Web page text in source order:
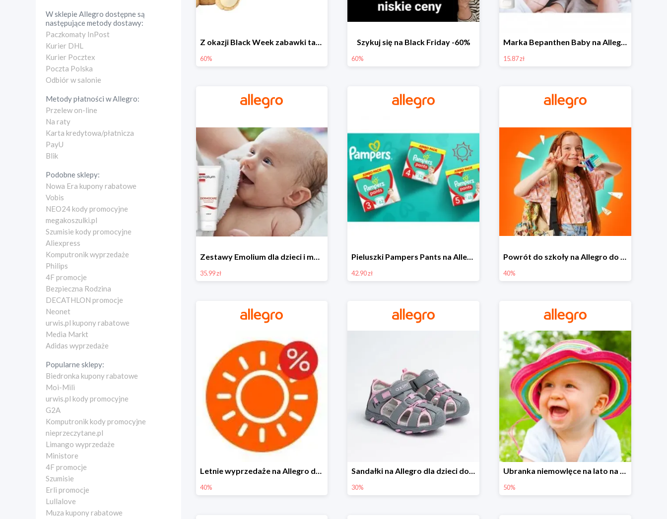
W sklepieAllegro dostępne są
następujące metody dostawy:
Paczkomaty InPost
Kurier DHL
Kurier Pocztex
Poczta Polska
Odbiór w salonie
Metody płatności wAllegro:
Przelew on-line
Na raty
Karta kredytowa/płatnicza
PayU
Blik
Podobne sklepy:
Nowa Era kupony rabatowe
Vobis
NEO24 kody promocyjne
megakoszulki.pl
Szumisie kody promocyjne
Aliexpress
Komputronik wyprzedaże
Philips
4F promocje
Bezpieczna Rodzina
DECATHLON promocje
Neonet
urwis.pl kupony rabatowe
Media Markt
Adidas wyprzedaże
Popularne sklepy:
Biedronka kupony rabatowe
Moi-Mili
urwis.pl kody promocyjne
G2A
Komputronik kody promocyjne
nieprzeczytane.pl
Limango wyprzedaże
Ministore
4F promocje
Szumisie
Erli promocje
Lullalove
Muza kupony rabatowe
Z okazji Black Week zabawki taniej na allegro.pl
60%
Szykuj się na Black Friday -60%
60%
Marka Bepanthen Baby na Allegro od 15,87 zł!
15.87 zł
Zestawy Emolium dla dzieci i mam na Allegro od 35,99 zł
35.99 zł
Pieluszki Pampers Pants na Allegro od 42,90 zł
42.90 zł
Powrót do szkoły na Allegro do -40%
40%
Letnie wyprzedaże na Allegro do -40%
40%
Sandałki na Allegro dla dzieci do -30%
30%
Ubranka niemowlęce na lato na Allegro do -50%
50%